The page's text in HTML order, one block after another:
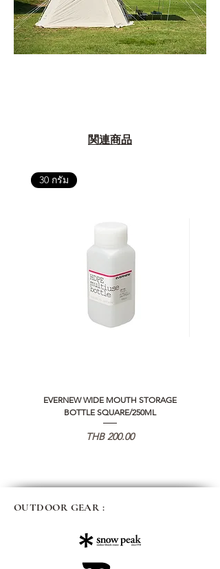
関連商品
30 กรัม
EVERNEW WIDE MOUTH STORAGE
BOTTLE SQUARE/250ML
価格
THB 200.00
OUTDOOR GEAR :